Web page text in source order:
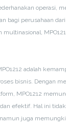
operasi,
bagi perusahaan
multinasional,
adalah
bisnis. Dengan
MPO1212
efektif. Hal ini
juga